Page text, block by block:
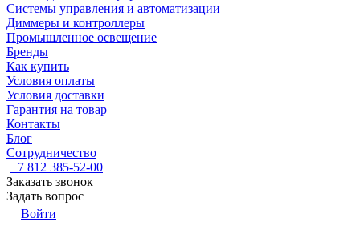
Системы управления и автоматизации
Диммеры и контроллеры
Промышленное освещение
Бренды
Как купить
Условия оплаты
Условия доставки
Гарантия на товар
Контакты
Блог
Сотрудничество
+7 812 385-52-00
Заказать звонок
Задать вопрос
Войти